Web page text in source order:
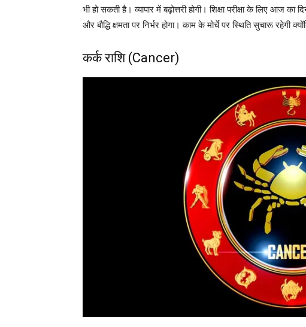
भी हो सकती है। व्यापार में बढ़ोत्तरी होगी। शिक्षा परीक्षा के लिए
और बौद्धि क्षमता पर निर्भर होगा। काम के मोर्चे पर स्थिति सुचारू रहेगी
कर्क राशि (Cancer)